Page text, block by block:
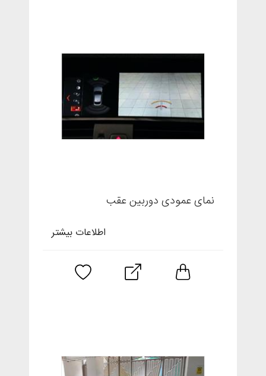
نمای عمودی دوربین عقب
اطلاعات بیشتر